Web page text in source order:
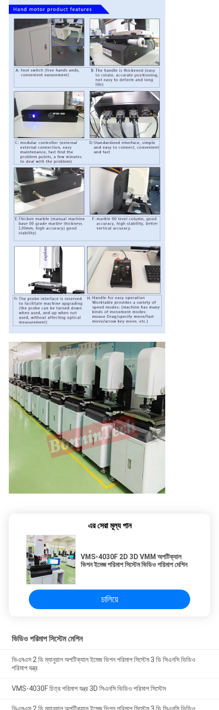
এর সেরা মূল্য পান
VMS-4030F 2D 3D VMM অপটিক্যাল
ভিশন ইমেজ পরিমাপ সিস্টেম ভিডিও পরিমাপ মেশিন
চালিয়ে
ভিডিও পরিমাপ সিস্টেম মেশিন
ভিএমএস 2 ডি ম্যানুয়াল অপটিক্যাল ইমেজ ভিশন পরিমাপ সিস্টেম 3 ডি সিএনসি ভিডিও
পরিমাপ যন্ত্র
VMS-4030F চিত্র পরিমাপ যন্ত্র 3D সিএনসি ভিডিও পরিমাপ সিস্টেম